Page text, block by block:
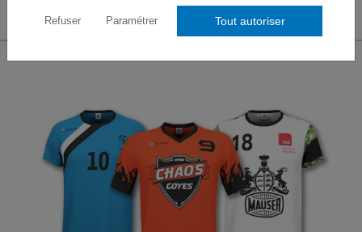
Refuser Paramétrer Tout autoriser